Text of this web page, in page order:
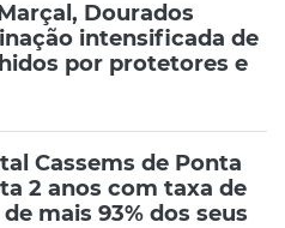
Dourados
intensificada de
por protetores e
Cassems de Ponta
2 anos com taxa de
mais 93% dos seus